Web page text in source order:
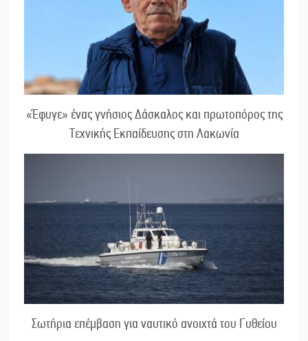
«Έφυγε» ένας γνήσιος Δάσκαλος και πρωτοπόρος της
Τεχνικής Εκπαίδευσης στη Λακωνία
Σωτήρια επέμβαση για ναυτικό ανοιχτά του Γυθείου